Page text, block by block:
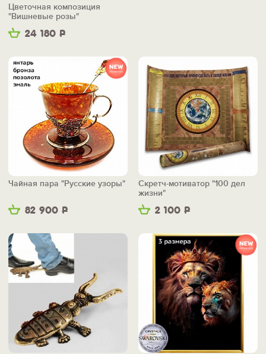
24 180 Р
Цветочная композиция
"Вишневые розы"
82 900 Р
Чайная пара "Русские узоры"
2 100 Р
Скретч-мотиватор "100 дел
жизни"